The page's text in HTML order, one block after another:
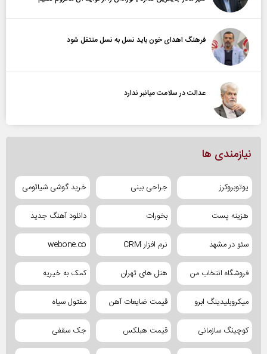
فرهنگ اهدای خون باید نسل به نسل منتقل شود
عدالت در سلامت میانبر ندارد
نیازمندی ها
یوتوبروکرز جراحی بینی خرید گوشی شیائومی
هزینه پست بخورات دانلود آهنگ جدید
سئو در مشهد نرم افزار CRM webone.co
فروشگاه انتخاب من هتل های تهران کمک به خیریه
میکروبلیدینگ ابرو قیمت ضایعات آهن مفتول سیاه
کوچینگ سازمانی قیمت هبلکس جک سقفی